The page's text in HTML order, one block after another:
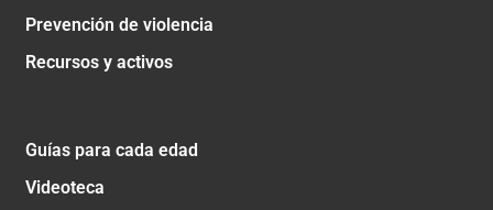
Prevención de violencia
Recursos y activos
Guías para cada edad
Videoteca